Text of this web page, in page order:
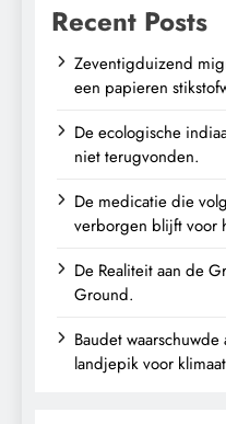
Recent Posts
Zeventigduizend
een papieren
De ecologische
niet terugvonden.
De medicatie die
verborgen blijft voor
De Realiteit aan de
Ground.
Baudet
landjepik voor